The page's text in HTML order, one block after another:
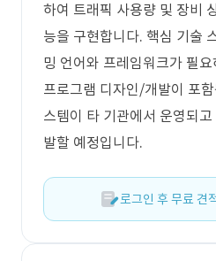
하여 트래픽 사용량 및 장비
능을 구현합니다. 핵심 기술
밍 언어와 프레임워크가 필
프로그램 디자인/개발이 포
스템이 타 기관에서 운영되
발할 예정입니다.
로그인 후 무료 견